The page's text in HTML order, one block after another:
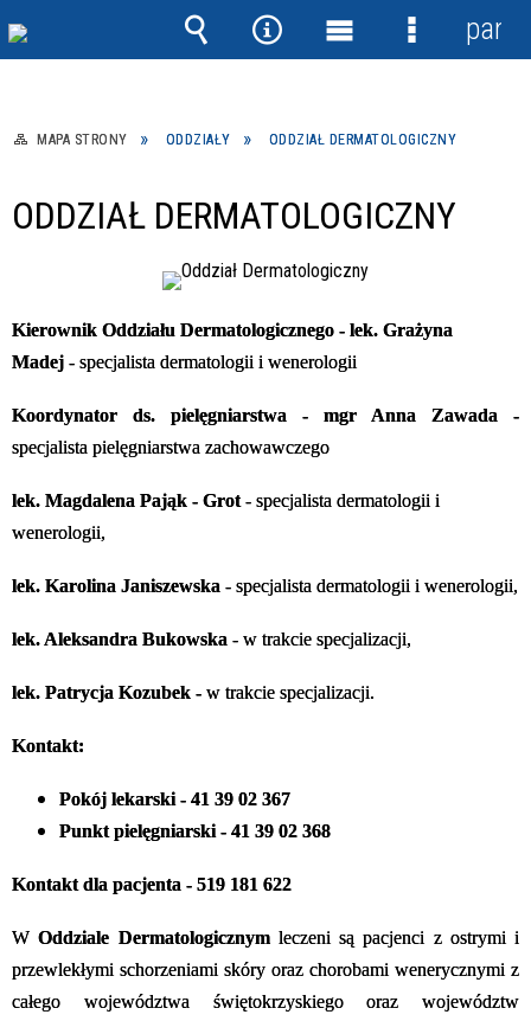
MAPA STRONY ODDZIAŁY ODDZIAŁ DERMATOLOGICZNY
ODDZIAŁ DERMATOLOGICZNY
Kierownik Oddziału Dermatologicznego - lek. Grażyna
Madej - specjalista dermatologii i wenerologii
Koordynator ds. pielęgniarstwa - mgr Anna Zawada -
specjalista pielęgniarstwa zachowawczego
lek. Magdalena Pająk - Grot - specjalista dermatologii i
wenerologii,
lek. Karolina Janiszewska - specjalista dermatologii i wenerologii,
lek. Aleksandra Bukowska - w trakcie specjalizacji,
lek. Patrycja Kozubek - w trakcie specjalizacji.
Kontakt:
Pokój lekarski - 41 39 02 367
Punkt pielęgniarski - 41 39 02 368
Kontakt dla pacjenta - 519 181 622
WOddziale Dermatologicznymleczeni są pacjenci z ostrymi i
przewlekłymi schorzeniami skóry oraz chorobami wenerycznymi z
całego województwa świętokrzyskiego oraz województw
Wyszukiwarka
Narzędzia
Menu Menu
panel